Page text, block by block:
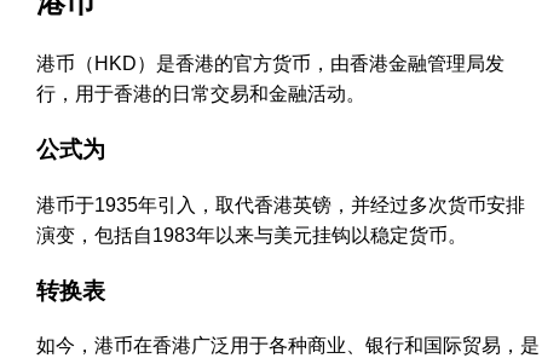
港币（HKD）是香港的官方货币，由香港金融管理局发
行，用于香港的日常交易和金融活动。
公式为
港币于1935年引入，取代香港英镑，并经过多次货币安排
演变，包括自1983年以来与美元挂钩以稳定货币。
转换表
如今，港币在香港广泛用于各种商业、银行和国际贸易，是